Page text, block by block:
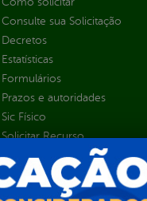
Consulte sua Solicitação
Decretos
Estatísticas
Formulários
Prazos e autoridades
Sic Físico
Solicitar Recurso
Solicitar um pedido